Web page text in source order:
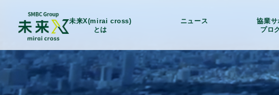
未来X(mirai cross)
とは
ニュース
協業サ
プロ